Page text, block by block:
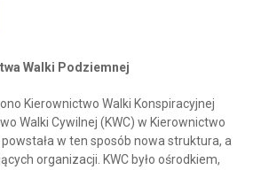
Walki Podziemnej
Kierownictwo Walki Konspiracyjnej
Walki Cywilnej (KWC) w Kierownictwo
w ten sposób nowa struktura, a
organizacji. KWC było ośrodkiem,